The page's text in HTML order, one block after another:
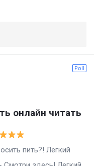
Poll
онлайн читать
Легкий